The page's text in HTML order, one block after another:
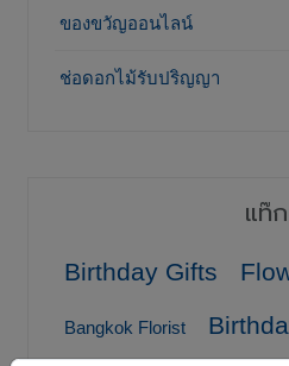
ของขวัญออนไลน์
ช่อดอกไม้รับปริญญา
แท๊ก
Birthday Gifts
Bangkok Florist